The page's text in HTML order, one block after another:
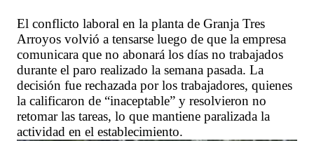
El conflicto laboral en la planta de Granja Tres
Arroyos volvió a tensarse luego de que la empresa
comunicara que no abonará los días no trabajados
durante el paro realizado la semana pasada. La
decisión fue rechazada por los trabajadores, quienes
la calificaron de “inaceptable” y resolvieron no
retomar las tareas, lo que mantiene paralizada la
actividad en el establecimiento.